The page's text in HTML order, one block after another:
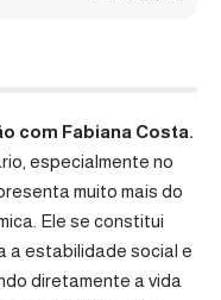
com Fabiana Costa.
especialmente no
muito mais do
Ele se constitui
a estabilidade social e
diretamente a vida